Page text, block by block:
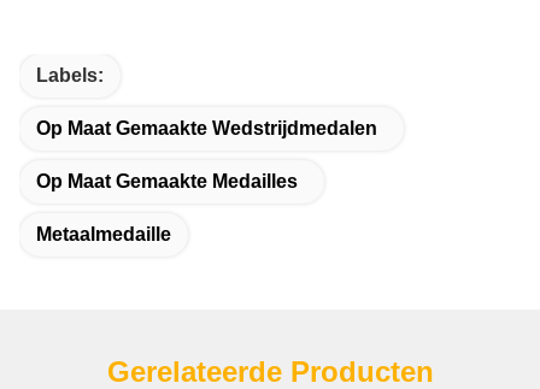
Labels:
Op Maat Gemaakte Wedstrijdmedalen
Op Maat Gemaakte Medailles
Metaalmedaille
Gerelateerde Producten